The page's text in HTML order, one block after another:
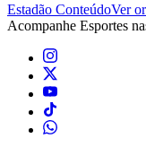
Estadão ConteúdoVer
Acompanhe Esportes